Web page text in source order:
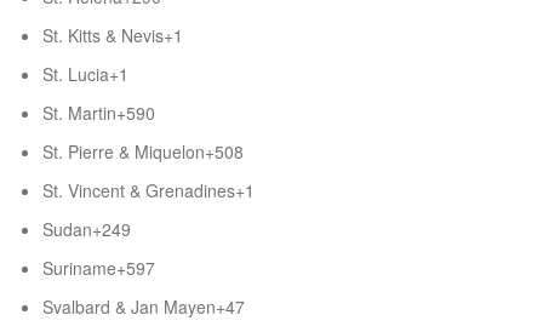
St. Kitts & Nevis+1
St. Lucia+1
St. Martin+590
St. Pierre & Miquelon+508
St. Vincent & Grenadines+1
Sudan+249
Suriname+597
Svalbard & Jan Mayen+47